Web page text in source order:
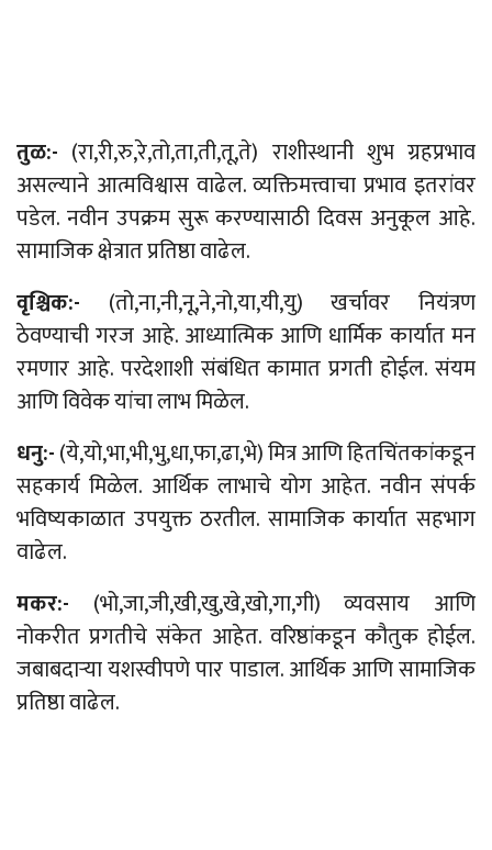
तुळ:- (रा,री,रु,रे,तो,ता,ती,तू,ते) राशीस्थानी शुभ ग्रहप्रभाव
असल्याने आत्मविश्वास वाढेल. व्यक्तिमत्त्वाचा प्रभाव इतरांवर
पडेल. नवीन उपक्रम सुरू करण्यासाठी दिवस अनुकूल आहे.
सामाजिक क्षेत्रात प्रतिष्ठा वाढेल.
वृश्चिक:- (तो,ना,नी,नू,ने,नो,या,यी,यु) खर्चावर नियंत्रण
ठेवण्याची गरज आहे. आध्यात्मिक आणि धार्मिक कार्यात मन
रमणार आहे. परदेशाशी संबंधित कामात प्रगती होईल. संयम
आणि विवेक यांचा लाभ मिळेल.
धनु:-(ये,यो,भा,भी,भु,धा,फा,ढा,भे) मित्र आणि हितचिंतकांकडून
सहकार्य मिळेल. आर्थिक लाभाचे योग आहेत. नवीन संपर्क
भविष्यकाळात उपयुक्त ठरतील. सामाजिक कार्यात सहभाग
वाढेल.
मकर:- (भो,जा,जी,खी,खु,खे,खो,गा,गी) व्यवसाय आणि
नोकरीत प्रगतीचे संकेत आहेत. वरिष्ठांकडून कौतुक होईल.
जबाबदाऱ्या यशस्वीपणे पार पाडाल. आर्थिक आणि सामाजिक
प्रतिष्ठा वाढेल.